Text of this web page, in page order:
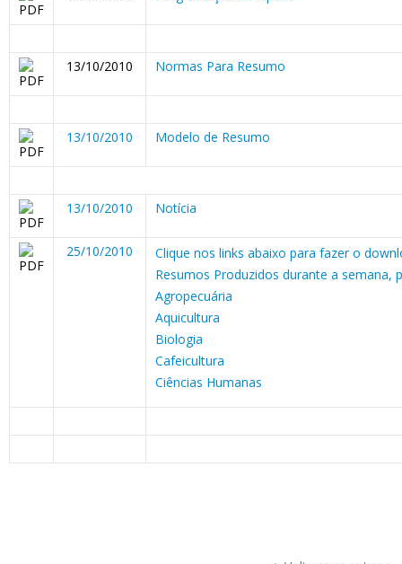
13/10/2010 Normas Para Resumo
13/10/2010 Modelo de Resumo
13/10/2010 Notícia
25/10/2010
Clique nos links abaixo para fazer o
Resumos Produzidos durante a semana,
Agropecuária
Aquicultura
Biologia
Cafeicultura
Ciências Humanas